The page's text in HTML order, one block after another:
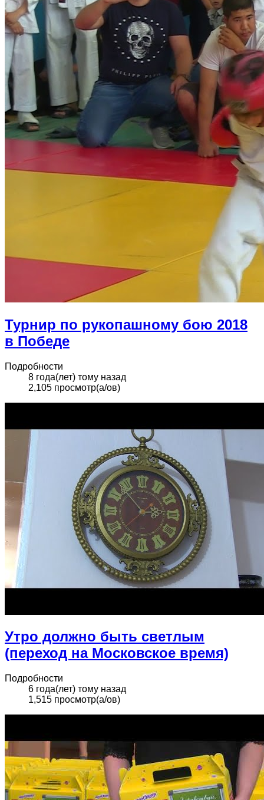
Турнир по рукопашному бою 2018
в Победе
Подробности
8 года(лет) тому назад
2,105 просмотр(а/ов)
Утро должно быть светлым
(переход на Московское время)
Подробности
6 года(лет) тому назад
1,515 просмотр(а/ов)